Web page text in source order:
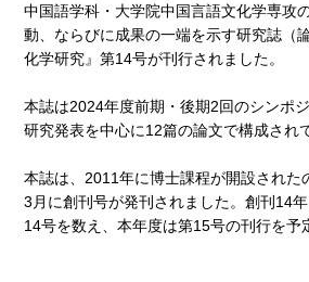
中国語学科・大学院中国言語文化学専攻
動、ならびに成果の一端を示す研究誌（
化学研究』第14号が刊行されました。
本誌は2024年度前期・後期2回のシンポ
研究発表を中心に12篇の論文で構成され
本誌は、2011年に博士課程が開設された
3月に創刊号が発刊されました。創刊14
14号を数え、本年度は第15号の刊行を予